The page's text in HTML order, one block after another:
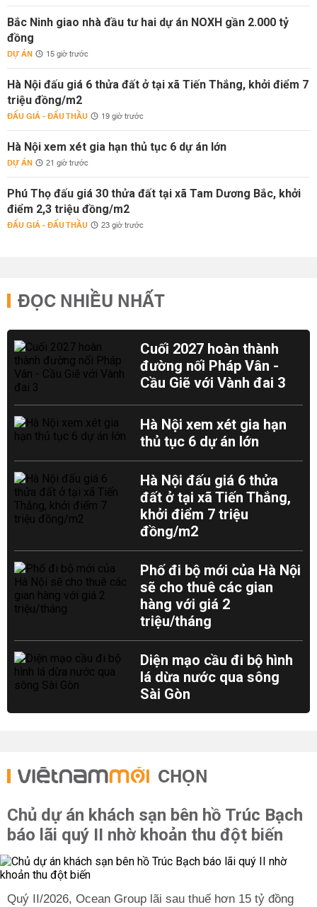
Bắc Ninh giao nhà đầu tư hai dự án NOXH gần 2.000 tỷ
đồng
DỰ ÁN 15 giờ trước
Hà Nội đấu giá 6 thửa đất ở tại xã Tiến Thắng, khởi điểm 7
triệu đồng/m2
ĐẤU GIÁ - ĐẤU THẦU 19 giờ trước
Hà Nội xem xét gia hạn thủ tục 6 dự án lớn
DỰ ÁN 21 giờ trước
Phú Thọ đấu giá 30 thửa đất tại xã Tam Dương Bắc, khởi
điểm 2,3 triệu đồng/m2
ĐẤU GIÁ - ĐẤU THẦU 23 giờ trước
ĐỌC NHIỀU NHẤT
Cuối 2027 hoàn thành
đường nối Pháp Vân -
Cầu Giẽ với Vành đai 3
Hà Nội xem xét gia hạn
thủ tục 6 dự án lớn
Hà Nội đấu giá 6 thửa
đất ở tại xã Tiến Thắng,
khởi điểm 7 triệu
đồng/m2
Phố đi bộ mới của Hà Nội
sẽ cho thuê các gian
hàng với giá 2
triệu/tháng
Diện mạo cầu đi bộ hình
lá dừa nước qua sông
Sài Gòn
CHỌN
Chủ dự án khách sạn bên hồ Trúc Bạch
báo lãi quý II nhờ khoản thu đột biến
Quý II/2026, Ocean Group lãi sau thuế hơn 15 tỷ đồng